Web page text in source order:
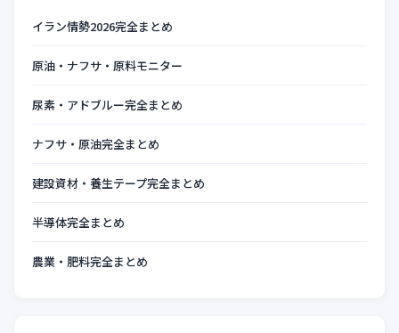
イラン情勢2026完全まとめ
原油・ナフサ・原料モニター
尿素・アドブルー完全まとめ
ナフサ・原油完全まとめ
建設資材・養生テープ完全まとめ
半導体完全まとめ
農業・肥料完全まとめ